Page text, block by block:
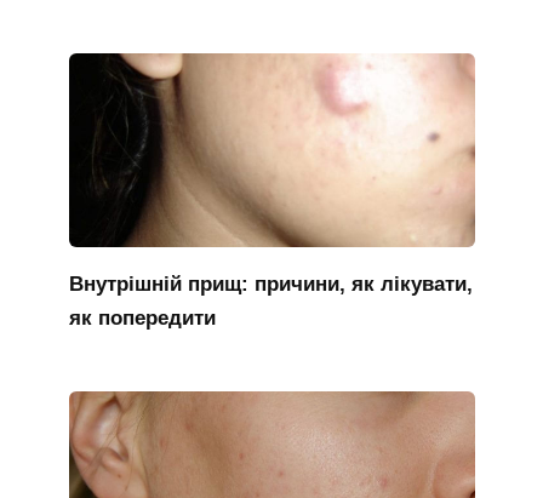
Внутрішній прищ: причини, як лікувати,
як попередити